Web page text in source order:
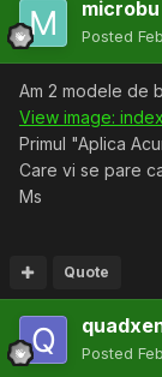
microbu
Posted
Am 2 modele de
View image: index
Primul "Aplica
Care vi se pare
Ms
Quote
Posted